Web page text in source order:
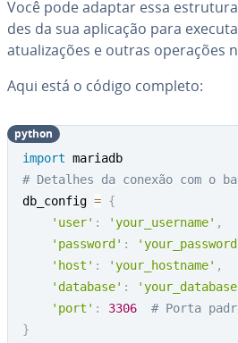
Você pode adaptar essa
des da sua aplicação para
atu­a­li­za­ções e outras operações
Aqui está o código completo:
import
# Detalhes da conexão com o
db_config = {
'user' : 'your_username' ,
'password' :
'host' : 'your_hostname' ,
'database' :
'port' : 3306
# Porta
}
python